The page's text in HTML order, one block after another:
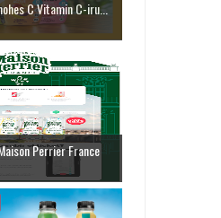
C Vitamin C-iru...
Perrier France